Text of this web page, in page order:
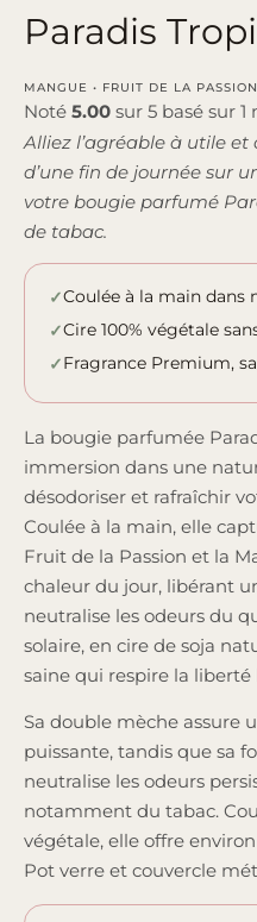
Paradis
MANGUE • FRUIT DE LA
Noté 5.00 sur 5 basé sur 1
Alliez l’agréable à utile et
d’une fin de journée sur
votre bougie parfumé
de tabac.
Coulée à la main dans
Cire 100% végétale
Fragrance Premium,
La bougie parfumée
immersion dans une
désodoriser et rafraîchir
Coulée à la main, elle
Fruit de la Passion et la
chaleur du jour, libérant
neutralise les odeurs du
solaire, en cire de soja
saine qui respire la liberté
Sa double mèche assure
puissante, tandis que sa
neutralise les odeurs
notamment du tabac.
végétale, elle offre
Pot verre et couvercle